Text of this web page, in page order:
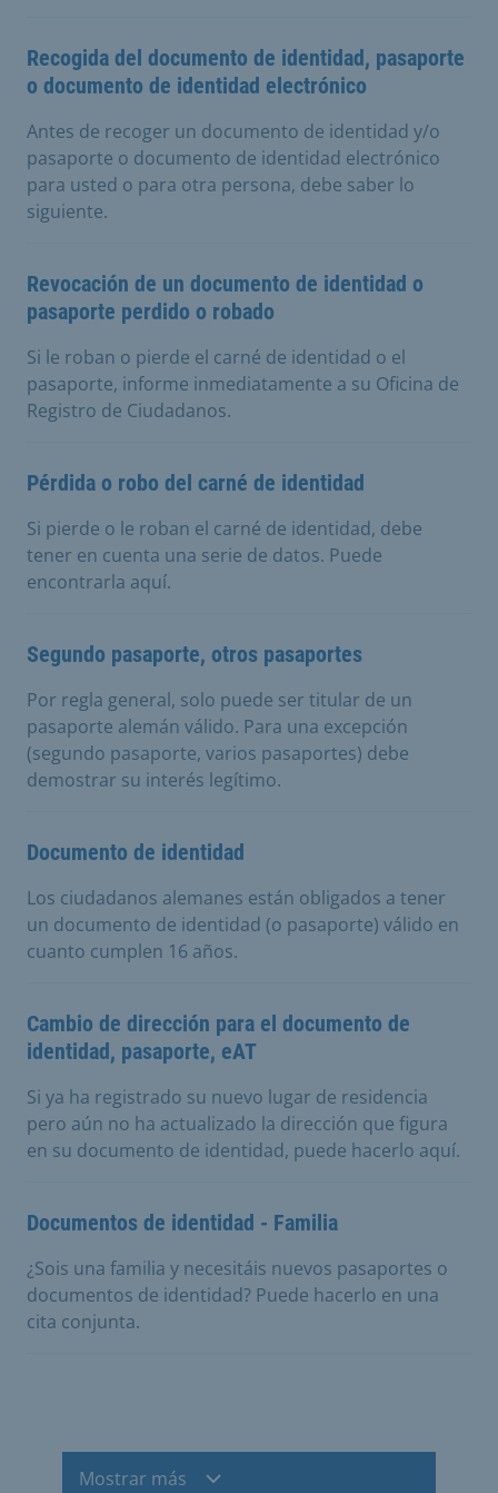
Recogida del documento de identidad, pasaporte
o documento de identidad electrónico
Antes de recoger un documento de identidad y/o
pasaporte o documento de identidad electrónico
para usted o para otra persona, debe saber lo
siguiente.
Revocación de un documento de identidad o
pasaporte perdido o robado
Si le roban o pierde el carné de identidad o el
pasaporte, informe inmediatamente a su Oficina de
Registro de Ciudadanos.
Pérdida o robo del carné de identidad
Si pierde o le roban el carné de identidad, debe
tener en cuenta una serie de datos. Puede
encontrarla aquí.
Segundo pasaporte, otros pasaportes
Por regla general, solo puede ser titular de un
pasaporte alemán válido. Para una excepción
(segundo pasaporte, varios pasaportes) debe
demostrar su interés legítimo.
Documento de identidad
Los ciudadanos alemanes están obligados a tener
un documento de identidad (o pasaporte) válido en
cuanto cumplen 16 años.
Cambio de dirección para el documento de
identidad, pasaporte, eAT
Si ya ha registrado su nuevo lugar de residencia
pero aún no ha actualizado la dirección que figura
en su documento de identidad, puede hacerlo aquí.
Documentos de identidad - Familia
¿Sois una familia y necesitáis nuevos pasaportes o
documentos de identidad? Puede hacerlo en una
cita conjunta.
Mostrar más